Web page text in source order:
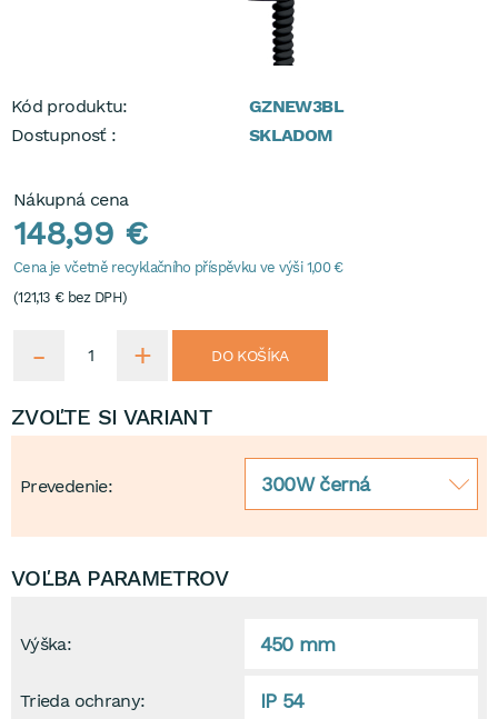
Kód produktu:
GZNEW3BL
Dostupnosť :
SKLADOM
Nákupná cena
148,99 €
Cena je včetně recyklačního příspěvku ve výši 1,00 €
(121,13 €bez DPH)
DO KOŠÍKA
ZVOĽTE SI VARIANT
Prevedenie: 300W černá
VOĽBA PARAMETROV
Výška: 450 mm
Trieda ochrany: IP 54